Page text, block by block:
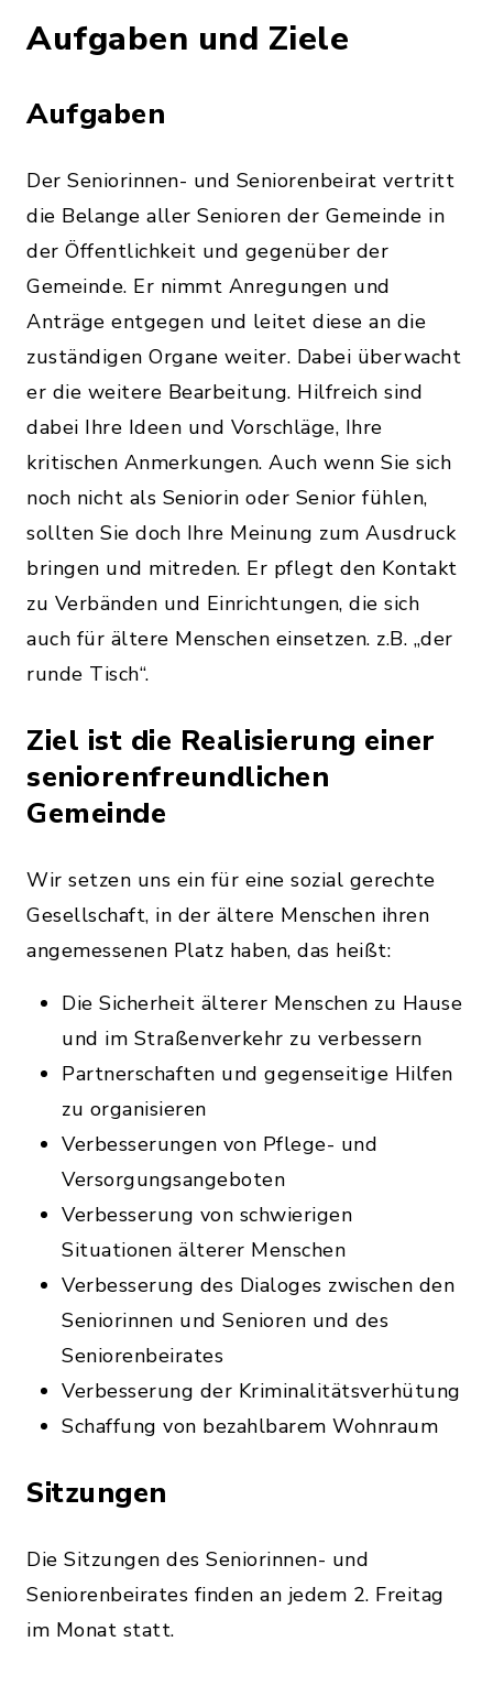
Aufgaben und Ziele
Aufgaben
Der Seniorinnen- und Seniorenbeirat vertritt
die Belange aller Senioren der Gemeinde in
der Öffentlichkeit und gegenüber der
Gemeinde. Er nimmt Anregungen und
Anträge entgegen und leitet diese an die
zuständigen Organe weiter. Dabei überwacht
er die weitere Bearbeitung. Hilfreich sind
dabei Ihre Ideen und Vorschläge, Ihre
kritischen Anmerkungen. Auch wenn Sie sich
noch nicht als Seniorin oder Senior fühlen,
sollten Sie doch Ihre Meinung zum Ausdruck
bringen und mitreden. Er pflegt den Kontakt
zu Verbänden und Einrichtungen, die sich
auch für ältere Menschen einsetzen. z.B. „der
runde Tisch“.
Ziel ist die Realisierung einer
seniorenfreundlichen
Gemeinde
Wir setzen uns ein für eine sozial gerechte
Gesellschaft, in der ältere Menschen ihren
angemessenen Platz haben, das heißt:
Die Sicherheit älterer Menschen zu Hause
und im Straßenverkehr zu verbessern
Partnerschaften und gegenseitige Hilfen
zu organisieren
Verbesserungen von Pflege- und
Versorgungsangeboten
Verbesserung von schwierigen
Situationen älterer Menschen
Verbesserung des Dialoges zwischen den
Seniorinnen und Senioren und des
Seniorenbeirates
Verbesserung der Kriminalitätsverhütung
Schaffung von bezahlbarem Wohnraum
Sitzungen
Die Sitzungen des Seniorinnen- und
Seniorenbeirates finden an jedem 2. Freitag
im Monat statt.